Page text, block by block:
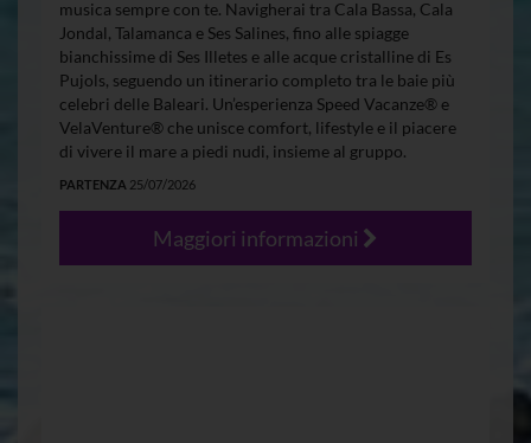
musica sempre con te. Navigherai tra Cala Bassa, Cala
Jondal, Talamanca e Ses Salines, fino alle spiagge
bianchissime di Ses Illetes e alle acque cristalline di Es
Pujols, seguendo un itinerario completo tra le baie più
celebri delle Baleari. Un’esperienza Speed Vacanze® e
VelaVenture® che unisce comfort, lifestyle e il piacere
di vivere il mare a piedi nudi, insieme al gruppo.
PARTENZA 25/07/2026
Maggiori informazioni